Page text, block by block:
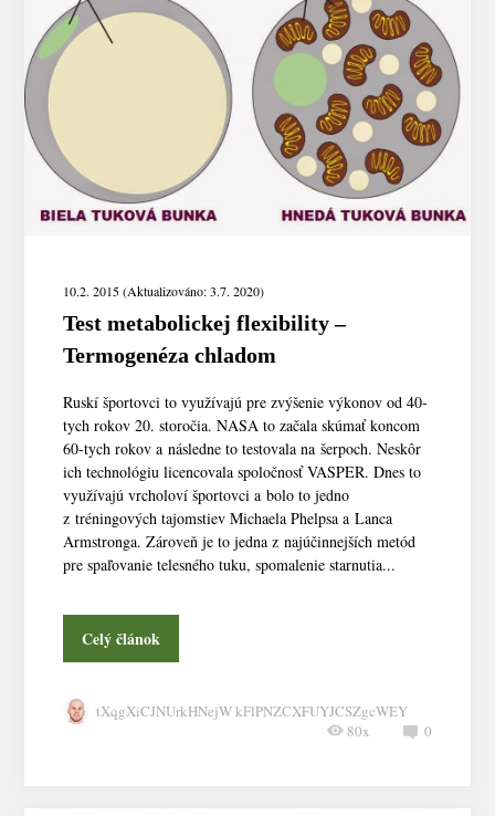
10.2. 2015 (Aktualizováno: 3.7. 2020)
Test metabolickej flexibility –
Termogenéza chladom
Ruskí športovci to využívajú pre zvýšenie výkonov od 40-
tych rokov 20. storočia. NASA to začala skúmať koncom
60-tych rokov a následne to testovala na šerpoch. Neskôr
ich technológiu licencovala spoločnosť VASPER. Dnes to
využívajú vrcholoví športovci a bolo to jedno
z tréningových tajomstiev Michaela Phelpsa a Lanca
Armstronga. Zároveň je to jedna z najúčinnejších metód
pre spaľovanie telesného tuku, spomalenie starnutia...
Celý článok
tXqgXiCJNUrkHNejW kFlPNZCXFUYJCSZgcWEY
0
80x